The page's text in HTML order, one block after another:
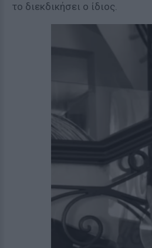
το διεκδικήσει ο ίδιος.